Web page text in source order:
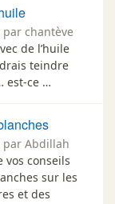
par chantève
de l’huile
teindre
est-ce …
par Abdillah
vos conseils
sur les
et des